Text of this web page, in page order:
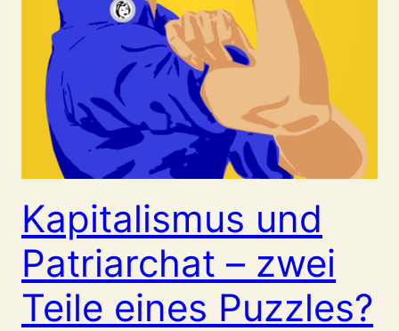
Kapitalismus und
Patriarchat – zwei
Teile eines Puzzles?